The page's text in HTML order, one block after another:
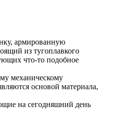
армированную
из тугоплавкого
что-то подобное
механическому
основой материала,
на сегодняшний день